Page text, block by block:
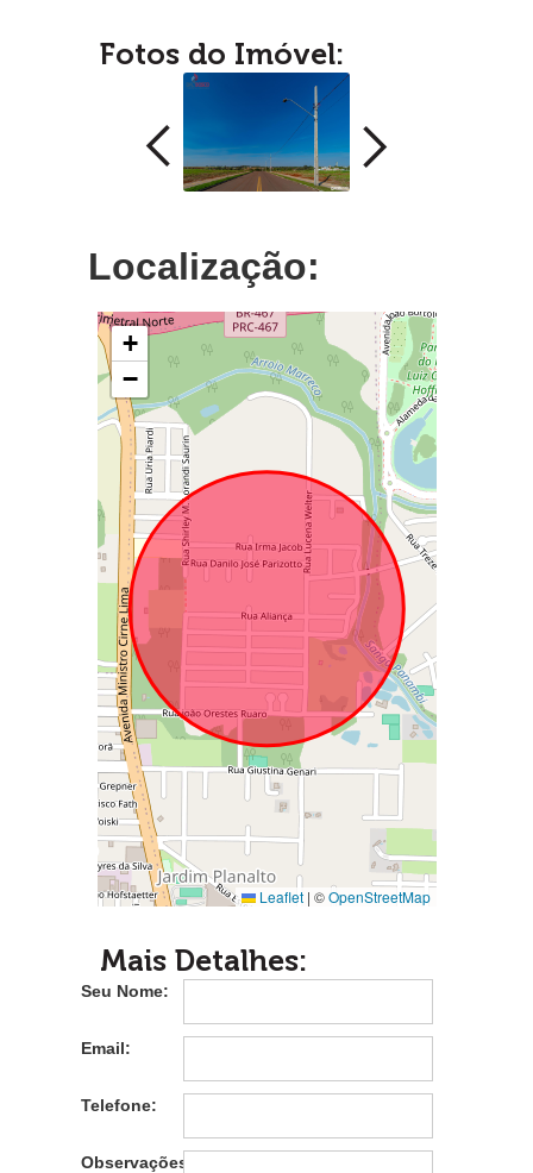
Fotos do Imóvel:
Localização:
+
−
Leaflet | ©OpenStreetMap
Mais Detalhes:
Seu Nome:
Email:
Telefone:
Observações: